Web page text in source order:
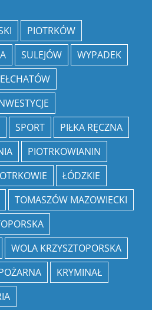
PIOTRKÓW
SULEJÓW
WYPADEK
SPORT
PIŁKA RĘCZNA
PIOTRKOWIANIN
ŁÓDZKIE
TOMASZÓW MAZOWIECKI
WOLA KRZYSZTOPORSKA
KRYMINAŁ